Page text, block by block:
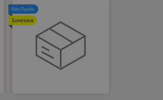
Νέο Προϊόν
Συνιστάται